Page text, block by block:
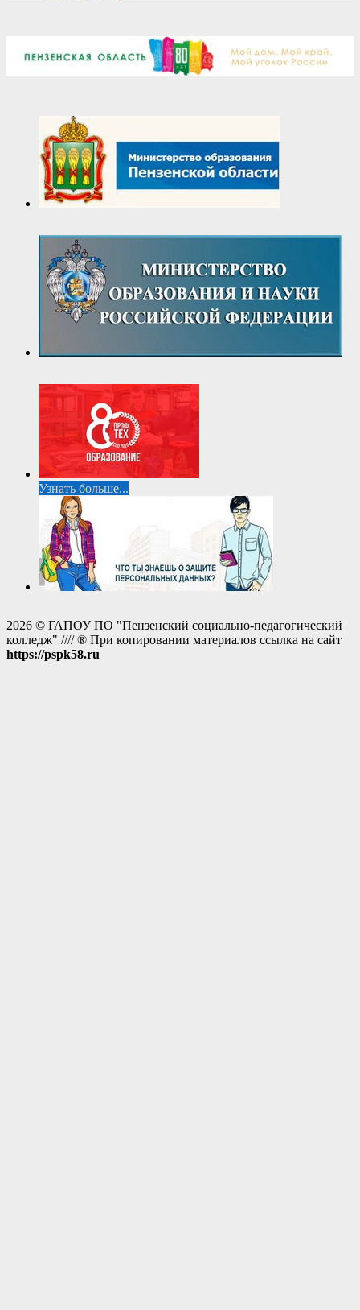
Узнать больше...
2026 © ГАПОУ ПО "Пензенский социально-педагогический
колледж" //// ® При копировании материалов ссылка на сайт
https://pspk58.ru